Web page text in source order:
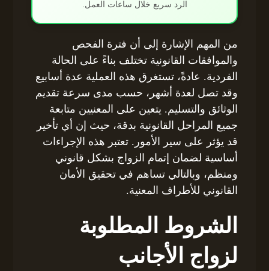
الرد سريع خلال ساعات العمل.
من المهم الإشارة إلى أن فترة الفحص
والموافقات القانونية تختلف بناءً على الحالة
الفردية. عادةً، تستغرق هذه العملية عدة أسابيع
وقد تصل لعدة أشهر، حسب مدى سرعة تقديم
الوثائق والتسليم. يتعين على المعنيين متابعة
جميع المراحل القانونية بدقة، حيث إن أي تأخير
قد يؤثر على سير الأمور. تعتبر هذه الإجراءات
أساسية لضمان إتمام الزواج بشكل قانوني
ومنظم، وبالتالي تساهم في تحقيق الأمان
القانوني للأطراف المعنية.
الشروط المطلوبة
لزواج الأجانب